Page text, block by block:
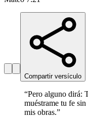
Compartir versículo
“Pero alguno dirá:
muéstrame tu fe
mis obras.”